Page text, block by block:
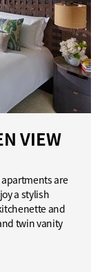
VIEW
are
a stylish
and
twin vanity